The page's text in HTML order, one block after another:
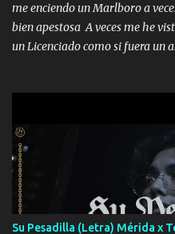
me enciendo un Marlboro a
bien apestosa A veces me he
un Licenciado como si fuera un
corriente no quieren verte
A veces me pongo un
con la mirada siempre en alto A
me fajó una Glock siempre
traigo El chiste es que hago lo
yo tengo el control a todos yo
Su Pesadilla (Letra) Mérida x